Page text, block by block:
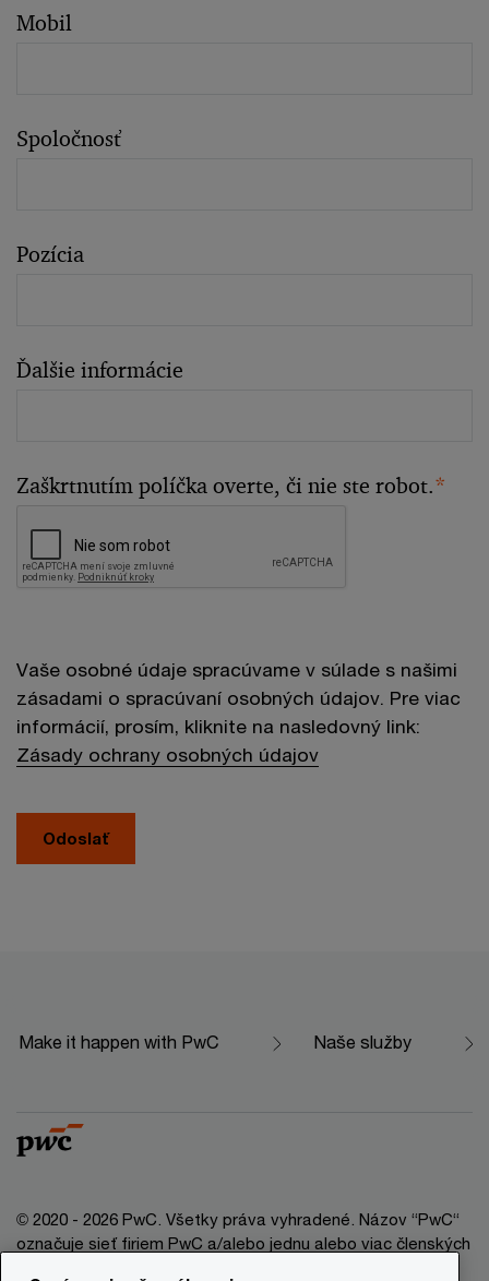
Mobil
Spoločnosť
Pozícia
Ďalšie informácie
Zaškrtnutím políčka overte, či nie ste robot.*
Vaše osobné údaje spracúvame v súlade s našimi
zásadami o spracúvaní osobných údajov. Pre viac
informácií, prosím, kliknite na nasledovný link:
Zásady ochrany osobných údajov
Odoslať
Make it happen with PwC Naše služby
© 2020 - 2026 PwC. Všetky práva vyhradené. Názov “PwC“
označuje sieť firiem PwC a/alebo jednu alebo viac členských